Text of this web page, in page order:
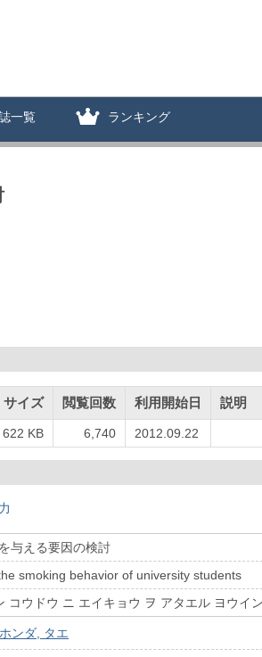
一覧 ランキング
サイズ 閲覧回数 利用開始日 説明
622 KB 6,740 2012.09.22
与える要因の検討
smoking behavior of university students
コウドウ ニ エイキョウ ヲ アタエル ヨウイ
ホンダ, タエ